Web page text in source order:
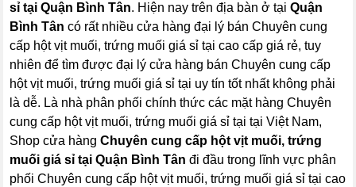
sỉ tại Quận Bình Tân. Hiện nay trên địa bàn ở tạiQuận
Bình Tân có rất nhiều cửa hàng đại lý bán Chuyên cung
cấp hột vịt muối, trứng muối giá sỉ tại cao cấp giá rẻ, tuy
nhiên để tìm được đại lý cửa hàng bán Chuyên cung cấp
hột vịt muối, trứng muối giá sỉ tại uy tín tốt nhất không phải
là dễ. Là nhà phân phối chính thức các mặt hàng Chuyên
cung cấp hột vịt muối, trứng muối giá sỉ tại tại Việt Nam,
Shop cửa hàngChuyên cung cấp hột vịt muối, trứng
muối giá sỉ tại Quận Bình Tân đi đầu trong lĩnh vực phân
phối Chuyên cung cấp hột vịt muối, trứng muối giá sỉ tại cao